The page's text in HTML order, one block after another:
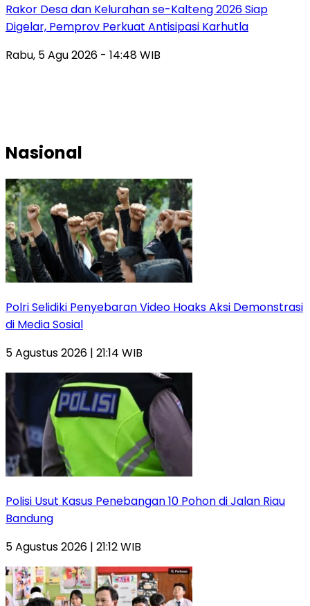
Rakor Desa dan Kelurahan se-Kalteng 2026 Siap
Digelar, Pemprov Perkuat Antisipasi Karhutla
Rabu, 5 Agu 2026 - 14:48 WIB
Nasional
Polri Selidiki Penyebaran Video Hoaks Aksi Demonstrasi
di Media Sosial
5 Agustus 2026 | 21:14 WIB
Polisi Usut Kasus Penebangan 10 Pohon di Jalan Riau
Bandung
5 Agustus 2026 | 21:12 WIB